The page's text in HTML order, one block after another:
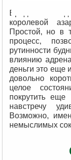
Вряд ли
королевой
Простой, но в
процесс,
рутинности
влиянию
деньги это еще
довольно
целое
покрутить
навстречу
Возможно,
немыслимых